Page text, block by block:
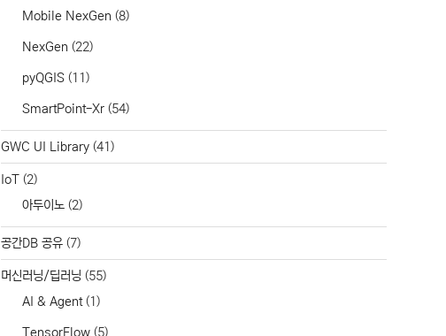
Mobile NexGen (8)
NexGen (22)
pyQGIS (11)
SmartPoint-Xr (54)
GWC UI Library (41)
IoT (2)
아두이노 (2)
공간DB 공유 (7)
머신러닝/딥러닝 (55)
AI & Agent(1)
TensorFlow (5)